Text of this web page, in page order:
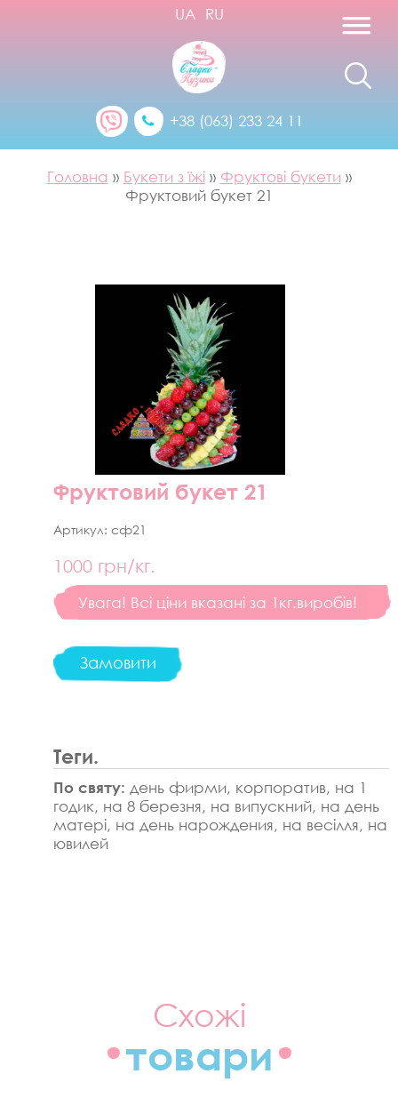
+38 (063) 233 24 11
UA RU
Головна » Букети з їжі» Фруктові букети »
Фруктовий букет 21
Фруктовий букет 21
Артикул: сф21
1000 грн/кг.
Увага! Всі ціни вказані за 1кг.виробів!
Замовити
Теги.
По святу: день фирми, корпоратив, на 1
годик, на 8 березня, на випускний, на день
матері, на день нарождения, на весілля, на
ювилей
Схожі
товари